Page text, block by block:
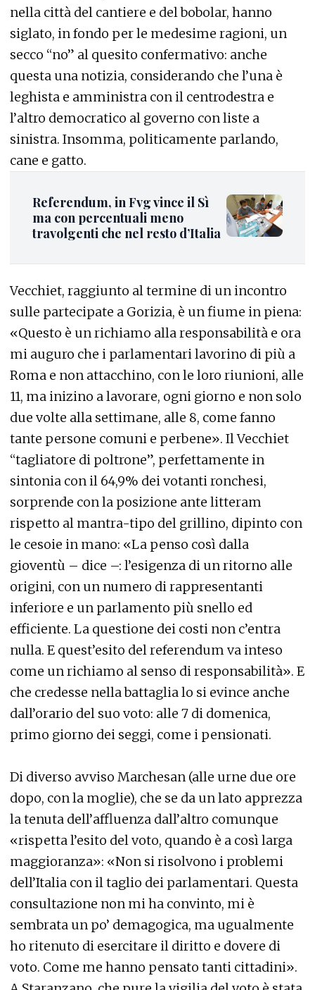
nella città del cantiere e del bobolar, hanno
siglato, in fondo per le medesime ragioni, un
secco “no” al quesito confermativo: anche
questa una notizia, considerando che l’una è
leghista e amministra con il centrodestra e
l’altro democratico al governo con liste a
sinistra. Insomma, politicamente parlando,
cane e gatto.
Referendum, in Fvg vince il Sì
ma con percentuali meno
travolgenti che nel resto d’Italia
Vecchiet, raggiunto al termine di un incontro
sulle partecipate a Gorizia, è un fiume in piena:
«Questo è un richiamo alla responsabilità e ora
mi auguro che i parlamentari lavorino di più a
Roma e non attacchino, con le loro riunioni, alle
11, ma inizino a lavorare, ogni giorno e non solo
due volte alla settimane, alle 8, come fanno
tante persone comuni e perbene». Il Vecchiet
“tagliatore di poltrone”, perfettamente in
sintonia con il 64,9% dei votanti ronchesi,
sorprende con la posizione ante litteram
rispetto al mantra-tipo del grillino, dipinto con
le cesoie in mano: «La penso così dalla
gioventù – dice –: l’esigenza di un ritorno alle
origini, con un numero di rappresentanti
inferiore e un parlamento più snello ed
efficiente. La questione dei costi non c’entra
nulla. E quest’esito del referendum va inteso
come un richiamo al senso di responsabilità». E
che credesse nella battaglia lo si evince anche
dall’orario del suo voto: alle 7 di domenica,
primo giorno dei seggi, come i pensionati.
Di diverso avviso Marchesan (alle urne due ore
dopo, con la moglie), che se da un lato apprezza
la tenuta dell’affluenza dall’altro comunque
«rispetta l’esito del voto, quando è a così larga
maggioranza»: «Non si risolvono i problemi
dell’Italia con il taglio dei parlamentari. Questa
consultazione non mi ha convinto, mi è
sembrata un po’ demagogica, ma ugualmente
ho ritenuto di esercitare il diritto e dovere di
voto. Come me hanno pensato tanti cittadini».